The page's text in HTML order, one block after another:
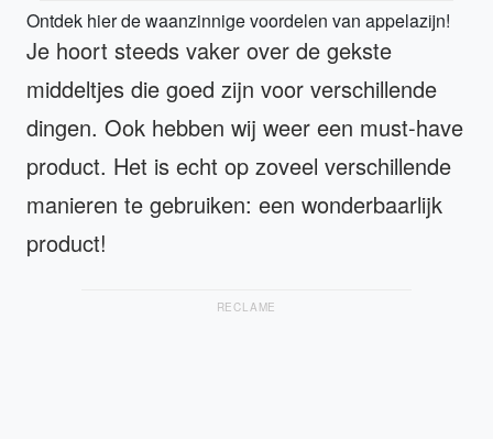
Ontdek hier de waanzinnige voordelen van appelazijn!
Je hoort steeds vaker over de gekste
middeltjes die goed zijn voor verschillende
dingen. Ook hebben wij weer een must-have
product. Het is echt op zoveel verschillende
manieren te gebruiken: een wonderbaarlijk
product!
RECLAME